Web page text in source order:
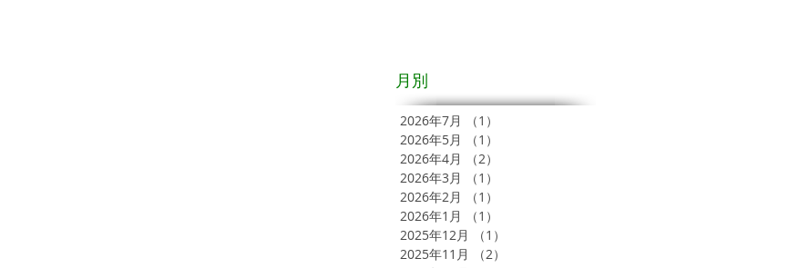
月別
2026年7月 （1）
2026年5月
（1）
2026年4月
（2）
2026年3月
（1）
2026年2月
（1）
2026年1月
（1）
2025年12月
（1）
2025年11月
（2）